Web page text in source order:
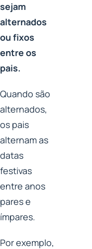
sejam
alternados
ou fixos
entre os
pais.
Quando são
alternados,
os pais
alternam as
datas
festivas
entre anos
pares e
ímpares.
Por exemplo,